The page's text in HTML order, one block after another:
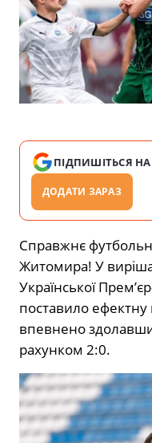
ПІДПИШІТЬСЯ НА
ДОДАТИ ЗАРАЗ
Справжнє
Житомира! У
Української
поставило ефектну
впевнено здолавши
рахунком 2:0.